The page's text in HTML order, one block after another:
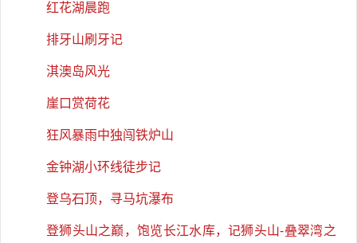
红花湖晨跑
排牙山刷牙记
淇澳岛风光
崖口赏荷花
狂风暴雨中独闯铁炉山
金钟湖小环线徒步记
登乌石顶，寻马坑瀑布
登狮头山之巅，饱览长江水库，记狮头山-叠翠湾之